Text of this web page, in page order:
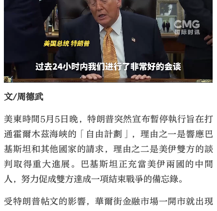
文/周德武
美東時間5月5日晚，特朗普突然宣布暫停執行旨在打
通霍爾木茲海峽的「自由計劃」，理由之一是響應巴
基斯坦和其他國家的請求，理由之二是美伊雙方的談
判取得重大進展。巴基斯坦正充當美伊兩國的中間
人，努力促成雙方達成一項結束戰爭的備忘錄。
受特朗普帖文的影響，華爾街金融市場一開市就出現